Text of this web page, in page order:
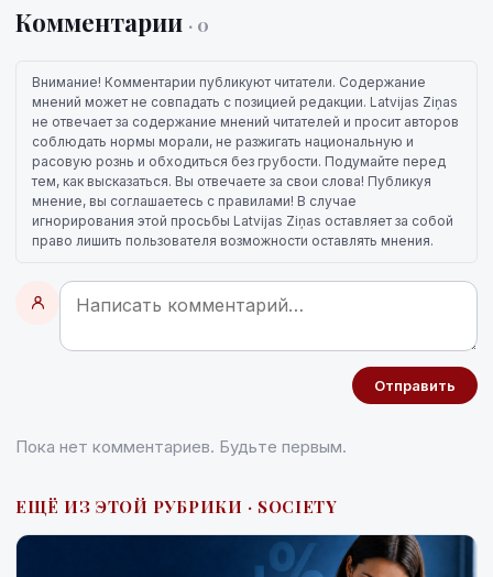
Комментарии · 0
Внимание! Комментарии публикуют читатели. Содержание
мнений может не совпадать с позицией редакции. Latvijas Ziņas
не отвечает за содержание мнений читателей и просит авторов
соблюдать нормы морали, не разжигать национальную и
расовую рознь и обходиться без грубости. Подумайте перед
тем, как высказаться. Вы отвечаете за свои слова! Публикуя
мнение, вы соглашаетесь с правилами! В случае
игнорирования этой просьбы Latvijas Ziņas оставляет за собой
право лишить пользователя возможности оставлять мнения.
Отправить
Пока нет комментариев. Будьте первым.
ЕЩЁ ИЗ ЭТОЙ РУБРИКИ · SOCIETY